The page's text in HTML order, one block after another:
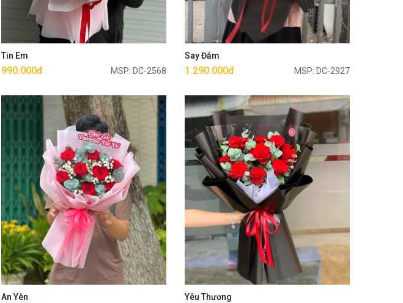
Tin Em
990.000đ MSP: DC-2568
Mua ngay
Say Đắm
1.290.000đ MSP: DC-2927
Mua ngay
An Yên
Mua ngay
Yêu Thương
Mua ngay